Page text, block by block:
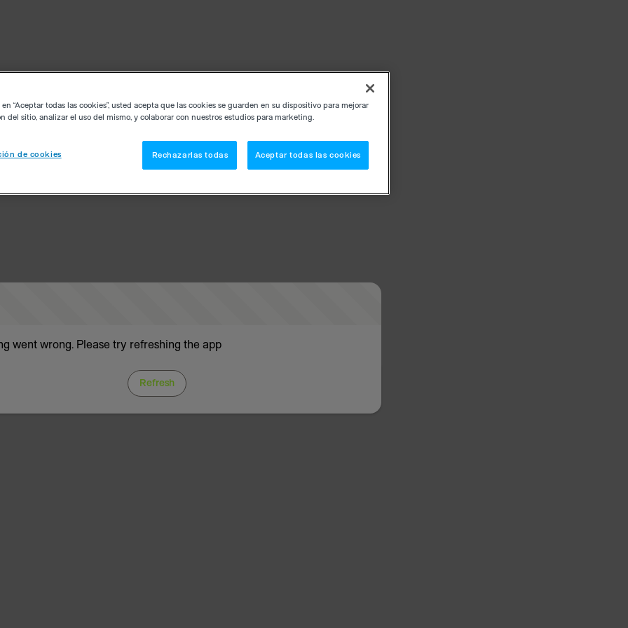
went wrong. Please try refreshing the app
Refresh
“Aceptar todas las cookies”, usted acepta que las cookies se guarden en su dispositivo para mejorar
del sitio, analizar el uso del mismo, y colaborar con nuestros estudios para marketing.
de cookies Rechazarlas todas Aceptar todas las cookies